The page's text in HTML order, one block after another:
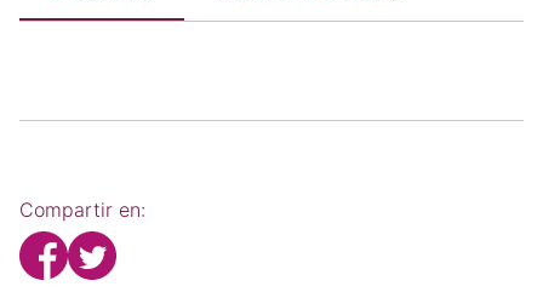
Compartir en: